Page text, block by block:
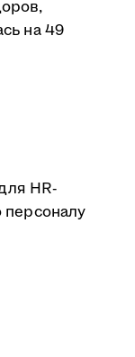
на 49
HR-
персоналу